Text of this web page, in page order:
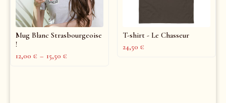
Mug Blanc Strasbourgeoise
!
12,00 € – 15,50 €
T-shirt - Le Chasseur
24,50 €